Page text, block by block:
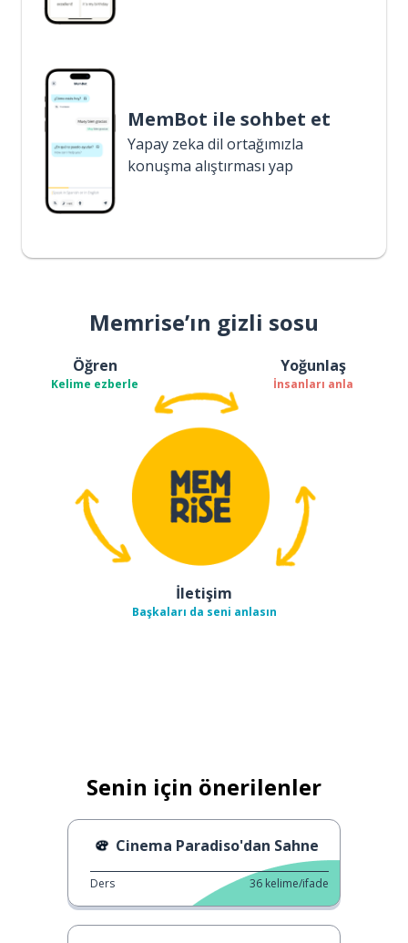
MemBot ile sohbet et
Yapay zeka dil ortağımızla
konuşma alıştırması yap
Memrise’ın gizli sosu
Öğren
Kelime ezberle
Yoğunlaş
İnsanları anla
İletişim
Başkaları da seni anlasın
Senin için önerilenler
Cinema Paradiso'dan Sahne
Ders 36 kelime/ifade